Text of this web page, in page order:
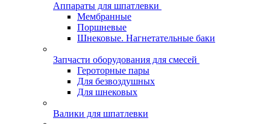
Аппараты для шпатлевки
Мембранные
Поршневые
Шнековые. Нагнетательные баки
Запчасти оборудования для смесей
Героторные пары
Для безвоздушных
Для шнековых
Валики для шпатлевки